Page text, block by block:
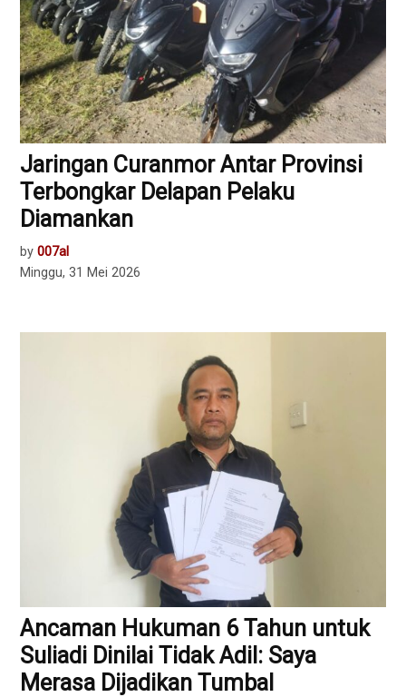
Jaringan Curanmor Antar Provinsi
Terbongkar Delapan Pelaku
Diamankan
by 007al
Minggu, 31 Mei 2026
Ancaman Hukuman 6 Tahun untuk
Suliadi Dinilai Tidak Adil: Saya
Merasa Dijadikan Tumbal